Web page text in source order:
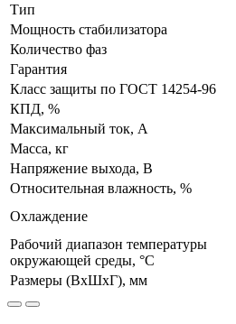
Тип
Мощность стабилизатора
Количество фаз
Гарантия
Класс защиты по ГОСТ 14254-96
КПД, %
Максимальный ток, А
Масса, кг
Напряжение выхода, В
Относительная влажность, %
Охлаждение
Рабочий диапазон температуры
окружающей среды, °С
Размеры (ВхШхГ), мм